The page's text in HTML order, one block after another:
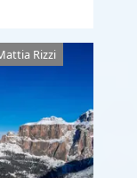
Rizzi